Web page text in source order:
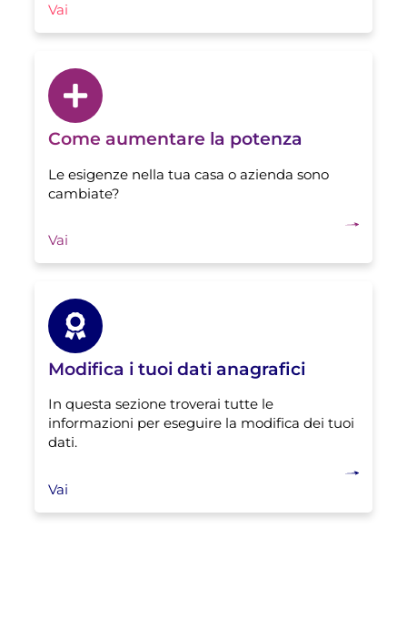
Vai
Come aumentare la potenza
Le esigenze nella tua casa o azienda sono
cambiate?
Vai
Modifica i tuoi dati anagrafici
In questa sezione troverai tutte le
informazioni per eseguire la modifica dei tuoi
dati.
Vai